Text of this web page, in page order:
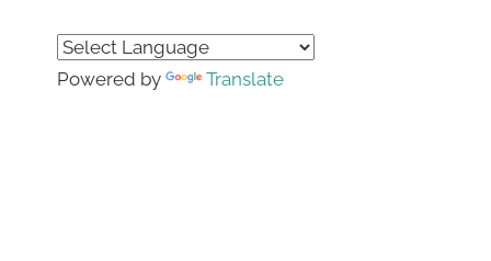
Powered by Translate